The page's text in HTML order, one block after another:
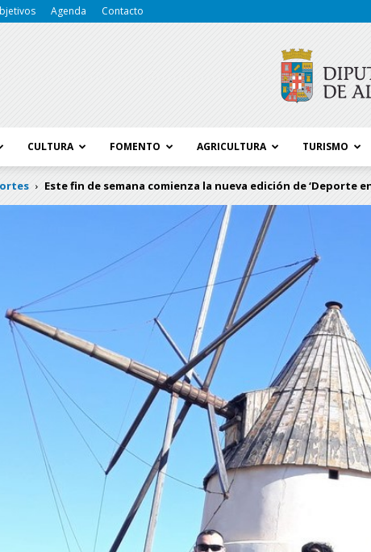
Agenda Contacto
CULTURA FOMENTO AGRICULTURA TURISMO
Este fin de semana comienza la nueva edición de ‘Deporte